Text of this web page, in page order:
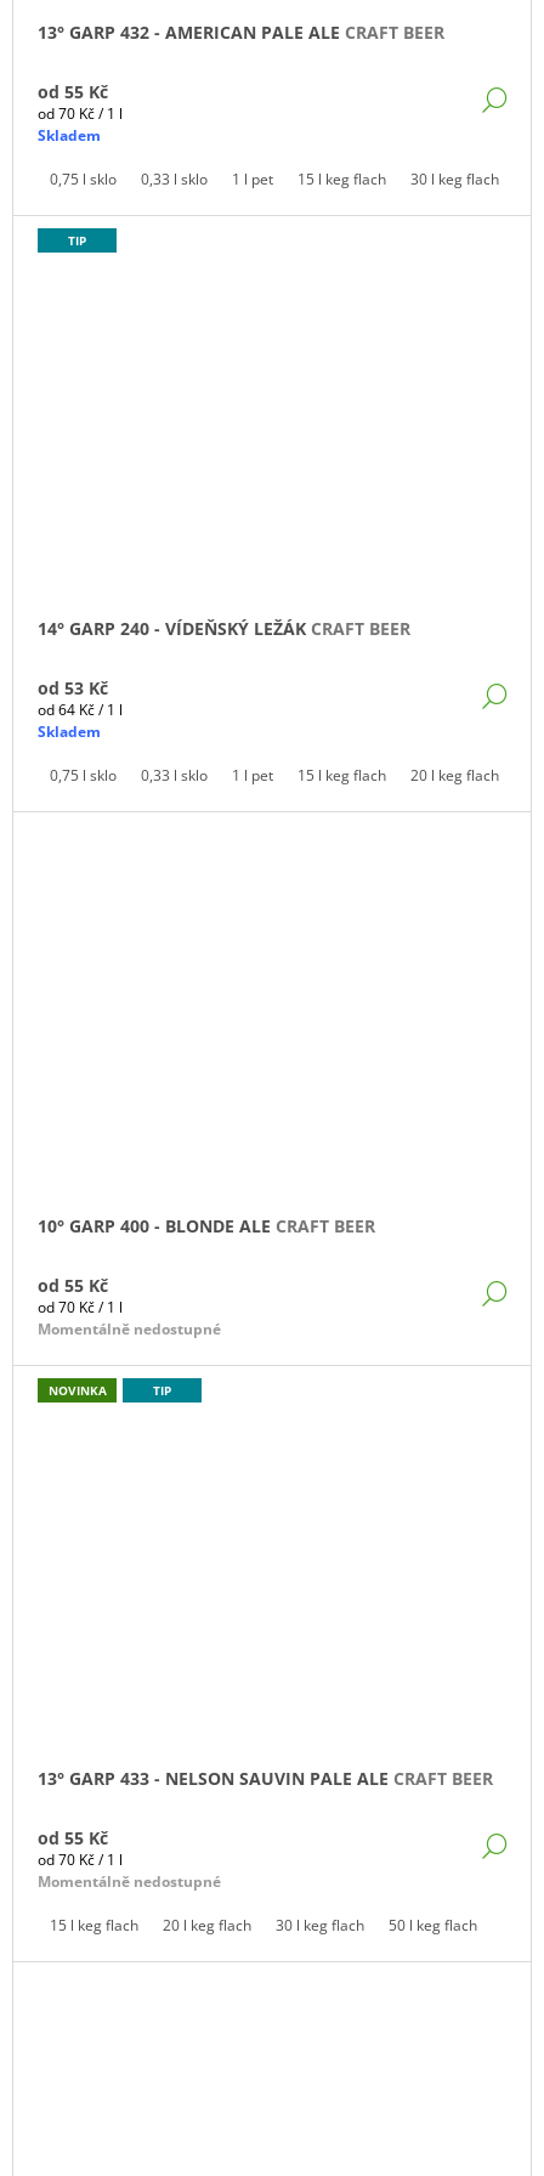
13° GARP 432 - AMERICAN PALE ALE CRAFT BEER
od 55 Kč
Měrná
cena:
od 70 Kč / 1 l
Skladem
0,75 l sklo 0,33 l sklo 1 l pet 15 l keg flach 30 l keg flach
TIP
14° GARP 240 - VÍDEŇSKÝ LEŽÁK CRAFT BEER
od 53 Kč
Měrná
cena:
od 64 Kč / 1 l
Skladem
0,75 l sklo 0,33 l sklo 1 l pet 15 l keg flach 20 l keg flach
10° GARP 400 - BLONDE ALE CRAFT BEER
od 55 Kč
Měrná
cena:
od 70 Kč / 1 l
Momentálně nedostupné
NOVINKA TIP
13° GARP 433 - NELSON SAUVIN PALE ALE CRAFT BEER
od 55 Kč
Měrná
cena:
od 70 Kč / 1 l
Momentálně nedostupné
15 l keg flach 20 l keg flach 30 l keg flach 50 l keg flach